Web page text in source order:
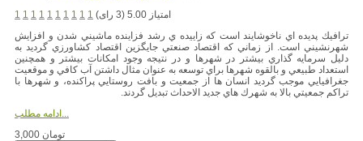
1 1 1 1 1 1 1 1 1 1
امتیاز 5.00 (3 رای)
ترافيك پديده اي ناخوشايند است كه زاييده ي رشد فزاينده ماشيني شدن و افزايش
شهرنشيني است. از زماني كه اقتصاد صنعتي جايگزين اقتصاد كشاورزي گرديد به
دليل سرمايه گذاري بيشتر در شهرها و در نتيجه وجود امكانات بيشتر و همچنين
استعداد طبيعي و بالقوه شهرها براي توسعه به عنوان مثال داشتن آب كافي و موقعيت
جغرافيايي موجب گرديد انسان ها از جمعيت و بافت روستايي پراكنده، و شهرها با
تراكم جمعيتي بالا به شهرك هاي جديد الاحداث تبديل گردند.
ادامه مطلب...
3,000 تومان